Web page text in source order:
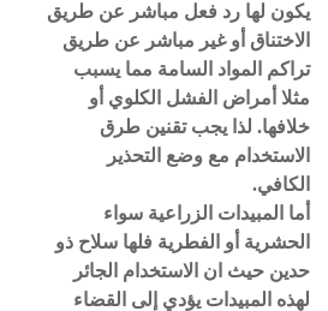
يكون لها رد فعل مباشر عن طريق
الاختناق أو غير مباشر عن طريق
تراكم المواد السامة مما يسبب
مثلا أمراض الفشل الكلوي أو
خلافها. لذا يجب تقنين طرق
الاستخدام مع وضع التحذير
الكافي.
أما المبيدات الزراعية سواء
الحشرية أو الفطرية فلها سلاح ذو
حدين حيث ان الاستخدام الجائر
لهذه المبيدات يؤدي إلى القضاء